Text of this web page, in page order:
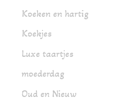
Koeken en hartig
Koekjes
Luxe taartjes
moederdag
Oud en Nieuw